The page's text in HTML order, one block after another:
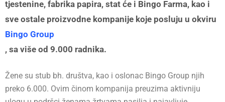
tjestenine, fabrika papira, stat će i Bingo Farma, kao i
sve ostale proizvodne kompanije koje posluju u okviru
Bingo Group
, sa više od 9.000 radnika.
Žene su stub bh. društva, kao i oslonac Bingo Group njih
preko 6.000. Ovim činom kompanija preuzima aktivniju